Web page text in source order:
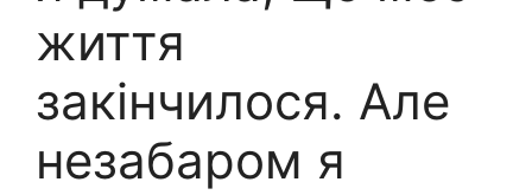
життя
закінчилося. Але
незабаром я